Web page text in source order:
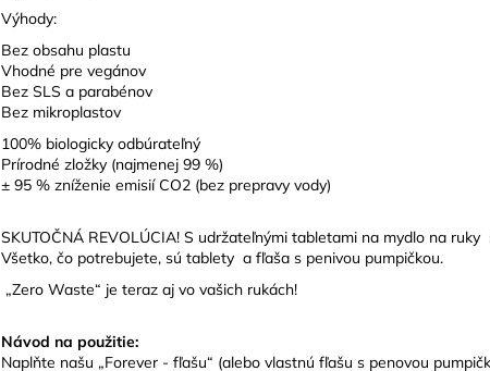
Výhody:
Bez obsahu plastu
Vhodné pre vegánov
Bez SLS a parabénov
Bez mikroplastov
100% biologicky odbúrateľný
Prírodné zložky (najmenej 99 %)
± 95 % zníženie emisií CO2 (bez prepravy vody)
SKUTOČNÁ REVOLÚCIA! S udržateľnými tabletami na mydlo na
Všetko, čo potrebujete, sú tablety a fľaša s penivou pumpičkou.
„Zero Waste“ je teraz aj vo vašich rukách!
Návod na použitie:
Naplňte našu „Forever - fľašu“ (alebo vlastnú fľašu s penovou